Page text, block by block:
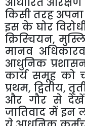
किसीतरह अपना
इस के घोर
क्रिस्चियन,
मानव
आधुनिक
कार्य समूह को
प्रथम, द्वितीय,
और गौर से देखें
जातिवाद में इन